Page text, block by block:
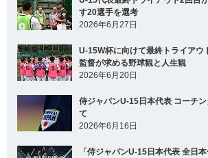
す20選手を選考
2026年6月27日
U-15W杯に向けて最終トライアウ
監督が求める野球観と人生観
2026年6月20日
侍ジャパンU-15日本代表 コーチ
て
2026年6月16日
「侍ジャパンU-15日本代表 全日